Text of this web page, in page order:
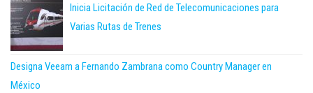
Inicia Licitación de Red de Telecomunicaciones para
Varias Rutas de Trenes
Designa Veeam a Fernando Zambrana como Country Manager en
México